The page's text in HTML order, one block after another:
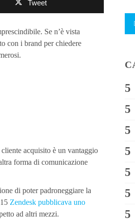
Tweet
Se n’è vista
con i brand per chiedere
acquisito è un vantaggio
forma di comunicazione
di poter padroneggiare la
Zendesk pubblicava uno
ad altri mezzi.